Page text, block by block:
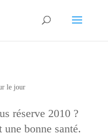
le jour
réserve 2010 ?
bonne santé.